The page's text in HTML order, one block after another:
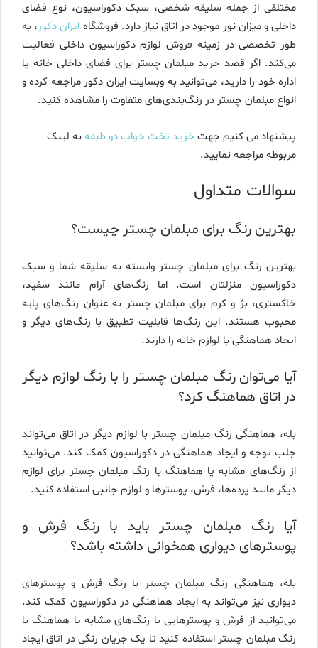
مختلفی از جمله سلیقه شخصی، سبک دکوراسیون، نوع فضای
داخلی و میزان نور موجود در اتاق نیاز دارد. فروشگاه ایران دکور، به
طور تخصصی در زمینه فروش لوازم دکوراسیون داخلی فعالیت
می‌کند. اگر قصد خرید مبلمان چستر برای فضای داخلی خانه یا
اداره خود را دارید، می‌توانید به وبسایت ایران دکور مراجعه کرده و
انواع مبلمان چستر در رنگ‌بندی‌های متفاوت را مشاهده کنید.
پیشنهاد می کنیم جهت خرید تخت خواب دو طبقهبه لینک
مربوطه مراجعه نمایید.
سوالات متداول
بهترین رنگ برای مبلمان چستر چیست؟
بهترین رنگ برای مبلمان چستر وابسته به سلیقه شما و سبک
دکوراسیون منزلتان است. اما رنگ‌های آرام مانند سفید،
خاکستری، بژ و کرم برای مبلمان چستر به عنوان رنگ‌های پایه
محبوب هستند. این رنگ‌ها قابلیت تطبیق با رنگ‌های دیگر و
ایجاد هماهنگی با لوازم خانه را دارند.
آیا می‌توان رنگ مبلمان چستر را با رنگ لوازم دیگر
در اتاق هماهنگ کرد؟
بله، هماهنگی رنگ مبلمان چستر با لوازم دیگر در اتاق می‌تواند
جلب توجه و ایجاد هماهنگی در دکوراسیون کمک کند. می‌توانید
از رنگ‌های مشابه یا هماهنگ با رنگ مبلمان چستر برای لوازم
دیگر مانند پرده‌ها، فرش، پوسترها و لوازم جانبی استفاده کنید.
آیا رنگ مبلمان چستر باید با رنگ فرش و
پوسترهای دیواری همخوانی داشته باشد؟
بله، هماهنگی رنگ مبلمان چستر با رنگ فرش و پوسترهای
دیواری نیز می‌تواند به ایجاد هماهنگی در دکوراسیون کمک کند.
می‌توانید از فرش و پوسترهایی با رنگ‌های مشابه یا هماهنگ با
رنگ مبلمان چستر استفاده کنید تا یک جریان رنگی در اتاق ایجاد